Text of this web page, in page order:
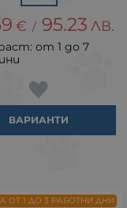
€ / 95.23 ЛВ.
от 1 до 7
ВАРИАНТИ
ОТ 1 ДО 3 РАБОТНИ ДНИ